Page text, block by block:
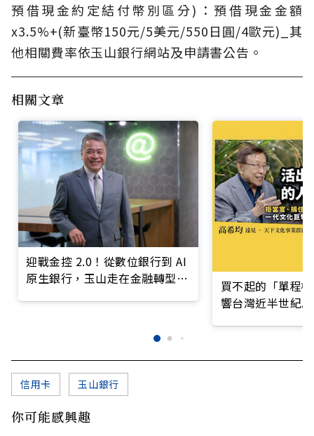
預借現金約定結付幣別區分)：預借現金金額
x3.5%+(新臺幣150元/5美元/550日圓/4歐元)_其
他相關費率依玉山銀行網站及申請書公告。
相關文章
迎戰金控 2.0！從數位銀行到 AI
原生銀行，玉山走在金融轉型最
買不起的「單程
響台灣近半世紀
信用卡 玉山銀行
你可能感興趣